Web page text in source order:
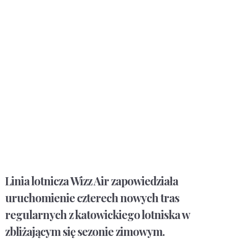
Linia lotnicza Wizz Air zapowiedziała
uruchomienie czterech nowych tras
regularnych z katowickiego lotniska w
zbliżającym się sezonie zimowym.